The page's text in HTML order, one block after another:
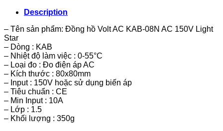
Description
– Tên sản phẩm: Đồng hồ Volt AC KAB-08N AC 150V Light
Star
– Dòng : KAB
– Nhiệt độ làm việc : 0-55°C
– Loại đo : Đo điện áp AC
– Kích thước : 80x80mm
– Input : 150V hoặc sử dụng biến áp
– Tiêu chuẩn : CE
– Min Input : 10A
– Lớp : 1.5
– Khối lượng : 350g